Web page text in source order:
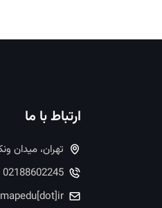
ارتباط با ما
تهران، میدان
02188602245